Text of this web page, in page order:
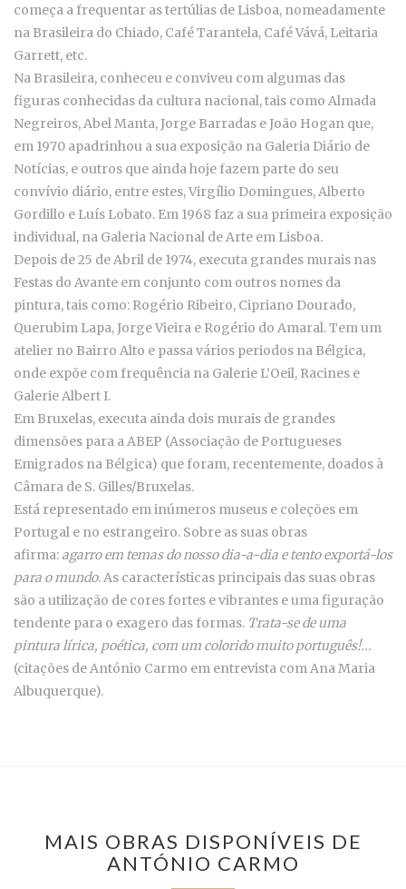
começa a frequentar as tertúlias de Lisboa, nomeadamente
na Brasileira do Chiado, Café Tarantela, Café Vává, Leitaria
Garrett, etc.
Na Brasileira, conheceu e conviveu com algumas das
figuras conhecidas da cultura nacional, tais como Almada
Negreiros, Abel Manta, Jorge Barradas e João Hogan que,
em 1970 apadrinhou a sua exposição na Galeria Diário de
Notícias, e outros que ainda hoje fazem parte do seu
convívio diário, entre estes, Virgílio Domingues, Alberto
Gordillo e Luís Lobato. Em 1968 faz a sua primeira exposição
individual, na Galeria Nacional de Arte em Lisboa.
Depois de 25 de Abril de 1974, executa grandes murais nas
Festas do Avante em conjunto com outros nomes da
pintura, tais como: Rogério Ribeiro, Cipriano Dourado,
Querubim Lapa, Jorge Vieira e Rogério do Amaral. Tem um
atelier no Bairro Alto e passa vários periodos na Bélgica,
onde expõe com frequência na Galerie L’Oeil, Racines e
Galerie Albert I.
Em Bruxelas, executa ainda dois murais de grandes
dimensões para a ABEP (Associação de Portugueses
Emigrados na Bélgica) que foram, recentemente, doados à
Câmara de S. Gilles/Bruxelas.
Está representado em inúmeros museus e coleções em
Portugal e no estrangeiro. Sobre as suas obras
afirma: agarro em temas do nosso dia-a-dia e tento exportá-los
para o mundo. As características principais das suas obras
são a utilização de cores fortes e vibrantes e uma figuração
tendente para o exagero das formas. Trata-se de uma
pintura lírica, poética, com um colorido muito português!...
(citações de António Carmo em entrevista com Ana Maria
Albuquerque).
MAIS OBRAS DISPONÍVEIS DE
ANTÓNIO CARMO